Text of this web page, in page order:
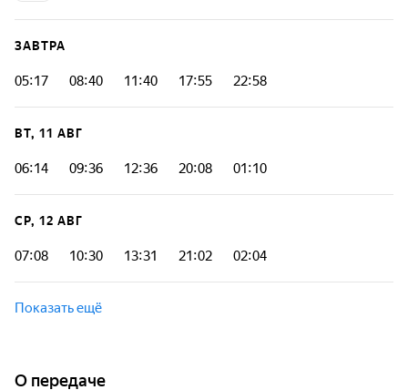
ЗАВТРА
05:17 08:40 11:40 17:55 22:58
ВТ, 11 АВГ
06:14 09:36 12:36 20:08 01:10
СР, 12 АВГ
07:08 10:30 13:31 21:02 02:04
Показать ещё
О передаче